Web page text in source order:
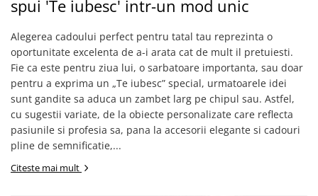
Cadouri barbati
Seturi cadou barbati
Seturi cadou barbati portofel si curea
Ceasuri pentru EL
Cadouri craciun barbati
Cadouri personalizate barbati
Cadouri copii
Caciuli copii
Cadouri copii bebelusi 0+
Etichete scolare
Sepci personalizate
Bannere personalizate scoli si gradinite
Caserole personalizate sandwich
Saculeti personalizati
Sticla de apa personalizata
Agende si caiete personalizate
spui 'Te iubesc' intr-un mod unic
Alegerea cadoului perfect pentru tatal tau reprezinta o
oportunitate excelenta de a-i arata cat de mult il pretuiesti.
Fie ca este pentru ziua lui, o sarbatoare importanta, sau doar
pentru a exprima un „Te iubesc” special, urmatoarele idei
sunt gandite sa aduca un zambet larg pe chipul sau. Astfel,
cu sugestii variate, de la obiecte personalizate care reflecta
pasiunile si profesia sa, pana la accesorii elegante si cadouri
pline de semnificatie,...
Citeste mai mult